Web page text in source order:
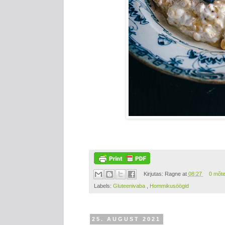
Kirjutas: Ragne at 08:27 0
Labels: Gluteenivaba Hommikusöögid
25. AUGUST 2021